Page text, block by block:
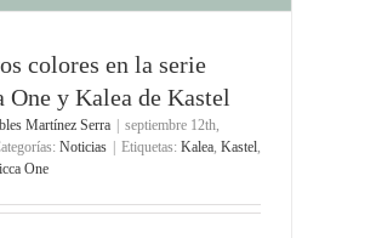
colores en la serie
One y Kalea de Kastel
Martínez Serra
septiembre 12th,
Noticias Etiquetas: Kalea, Kastel,
One